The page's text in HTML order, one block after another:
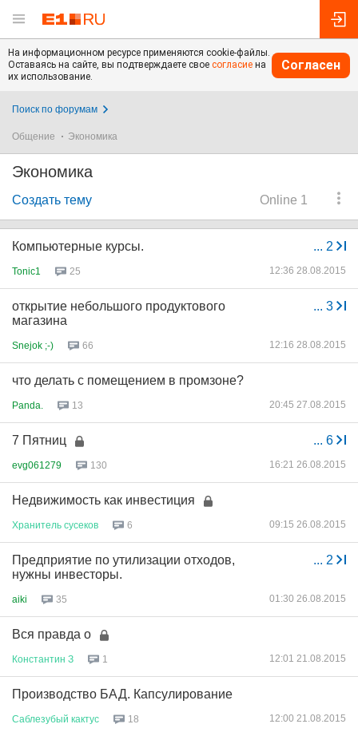
На информационном ресурсе применяются cookie-файлы.
Оставаясь на сайте, вы подтверждаете свое согласие на
их использование.
Согласен
Поиск по форумам
Общение Экономика
Экономика
Online 1
Создать тему
... 2
Компьютерные курсы.
Tonic1 25 12:36 28.08.2015
... 3
открытие небольшого продуктового
магазина
Snejok ;-) 66 12:16 28.08.2015
что делать с помещением в промзоне?
Panda. 13 20:45 27.08.2015
... 6
7 Пятниц
evg061279 130 16:21 26.08.2015
Недвижимость как инвестиция
Хранитель сусеков 6 09:15 26.08.2015
... 2
Предприятие по утилизации отходов,
нужны инвесторы.
aiki 35 01:30 26.08.2015
Вся правда о
Константин З 1 12:01 21.08.2015
Производство БАД. Капсулирование
Саблезубый кактус 18 12:00 21.08.2015